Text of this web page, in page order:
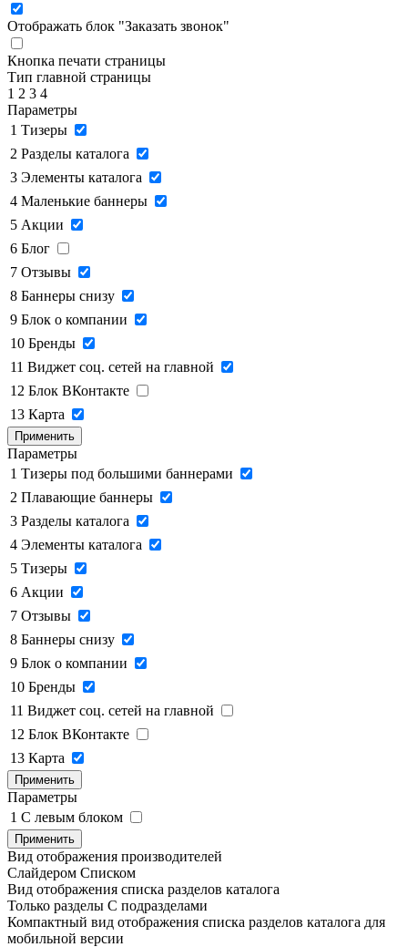
Отображать блок "Заказать звонок"
Кнопка печати страницы
Тип главной страницы
1 2 3 4
Параметры
1 Тизеры
2 Разделы каталога
3 Элементы каталога
4 Маленькие баннеры
5 Акции
6 Блог
7 Отзывы
8 Баннеры снизу
9 Блок о компании
10 Бренды
11 Виджет соц. сетей на главной
12 Блок ВКонтакте
13 Карта
Применить
Параметры
1 Тизеры под большими баннерами
2 Плавающие баннеры
3 Разделы каталога
4 Элементы каталога
5 Тизеры
6 Акции
7 Отзывы
8 Баннеры снизу
9 Блок о компании
10 Бренды
11 Виджет соц. сетей на главной
12 Блок ВКонтакте
13 Карта
Применить
Параметры
1 C левым блоком
Применить
Вид отображения производителей
Слайдером Списком
Вид отображения списка разделов каталога
Только разделы С подразделами
Компактный вид отображения списка разделов каталога для
мобильной версии